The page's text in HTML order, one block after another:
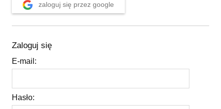
zaloguj się przez google
Zaloguj się
E-mail:
Hasło: